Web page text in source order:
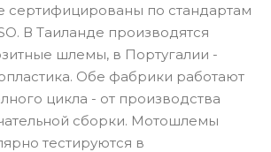
сертифицированы по стандартам
В Таиланде производятся
шлемы, в Португалии -
Обе фабрики работают
цикла - от производства
сборки. Мотошлемы
тестируются в